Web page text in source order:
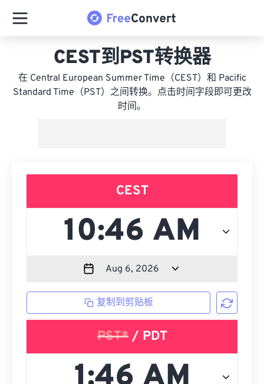
CEST到PST转换器
在 Central European Summer Time（CEST）和 Pacific
Standard Time（PST）之间转换。点击时间字段即可更改
时间。
CEST
复制到剪贴板
PST*/ PDT